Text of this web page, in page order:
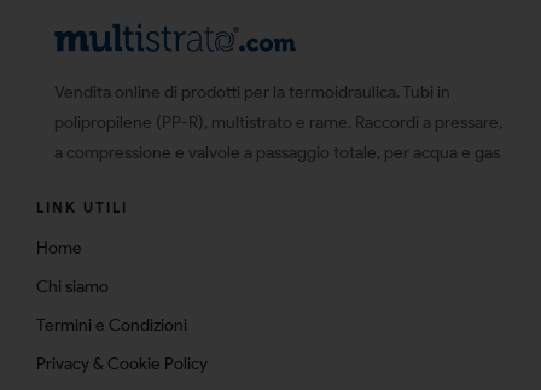
Vendita online di prodotti per la termoidraulica. Tubi in
polipropilene (PP-R), multistrato e rame. Raccordi a pressare,
a compressione e valvole a passaggio totale, per acqua e gas
LINK UTILI
Home
Chi siamo
Termini e Condizioni
Privacy & Cookie Policy